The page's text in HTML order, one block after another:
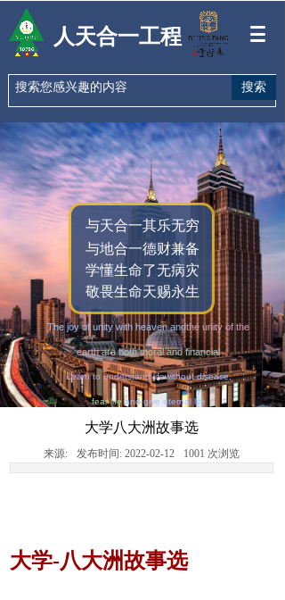
人天合一工程
搜索
与天合一其乐无穷
与地合一德财兼备
学懂生命了无病灾
敬畏生命天赐永生
The joy of unity with heaven andthe unity of the
earth are both moral and financial
Learn to understand lifewithout disease,
fear life and give eternal life
大学八大洲故事选
来源: 发布时间: 2022-02-12 1001 次浏览
大学-八大洲故事选